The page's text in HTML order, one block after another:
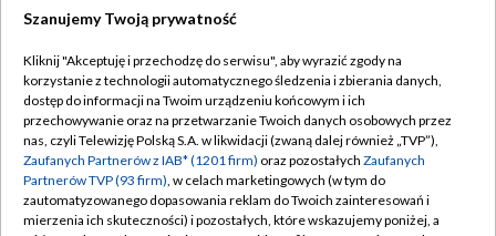
TVP
Abonament TVP
Sklep TVP
Biuro Reklamy
Oferta Handlowa
Regulamin TVP
Polityka prywatności
Moje zgody
Biuro reklamy
Szanujemy Twoją prywatność
Kliknij "Akceptuję i przechodzę do serwisu", aby wyrazić zgody na
korzystanie z technologii automatycznego śledzenia i zbierania danych,
dostęp do informacji na Twoim urządzeniu końcowym i ich
przechowywanie oraz na przetwarzanie Twoich danych osobowych przez
nas, czyli Telewizję Polską S.A. w likwidacji (zwaną dalej również „TVP”),
Zaufanych Partnerów z IAB* (1201 firm) oraz pozostałych Zaufanych
Partnerów TVP (93 firm), w celach marketingowych (w tym do
zautomatyzowanego dopasowania reklam do Twoich zainteresowań i
mierzenia ich skuteczności) i pozostałych, które wskazujemy poniżej, a